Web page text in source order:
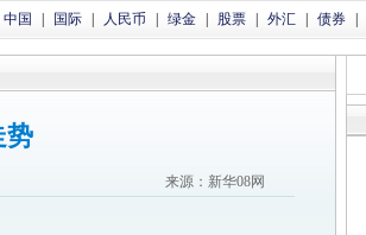
中国 国际 人民币 绿金 股票 外汇 债券
势
来源：新华08网